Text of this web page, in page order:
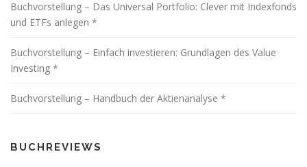
Buchvorstellung – Das Universal Portfolio: Clever mit Indexfonds
und ETFs anlegen *
Buchvorstellung – Einfach investieren: Grundlagen des Value
Investing *
Buchvorstellung – Handbuch der Aktienanalyse *
BUCHREVIEWS